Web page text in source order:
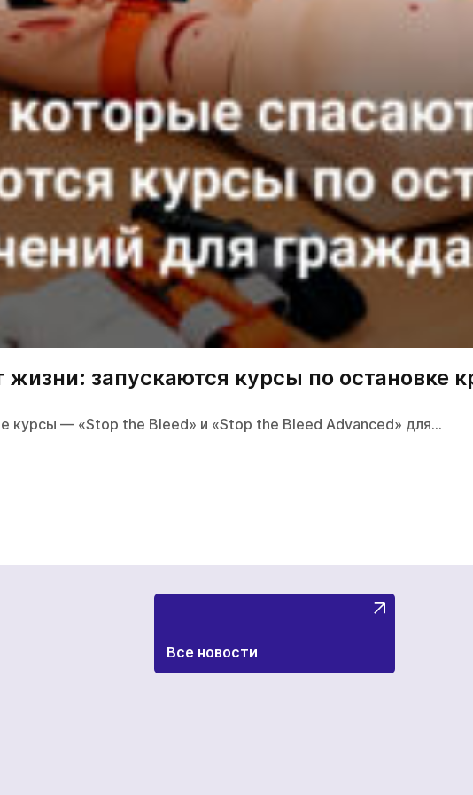
запускаются курсы по остановке
курсы — «Stop the Bleed» и «Stop the Bleed Advanced» для…
Все новости